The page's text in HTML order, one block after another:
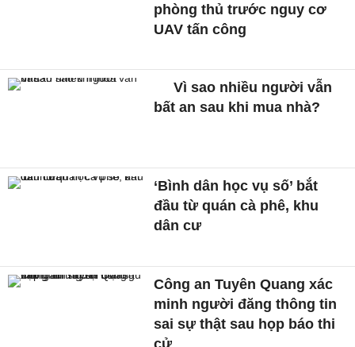
phòng thủ trước nguy cơ
UAV tấn công
Vì sao nhiều người vẫn
bất an sau khi mua nhà?
‘Bình dân học vụ số’ bắt
đầu từ quán cà phê, khu
dân cư
Công an Tuyên Quang xác
minh người đăng thông tin
sai sự thật sau họp báo thi
cử